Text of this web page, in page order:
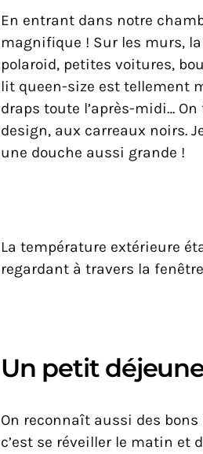
En entrant dans notre
magnifique ! Sur les murs,
polaroid, petites voitures,
lit queen-size est tellement
draps toute l’après-midi…
design, aux carreaux noirs.
une douche aussi grande !
La température extérieure
regardant à travers la
Un petit
On reconnaît aussi des bons
c’est se réveiller le matin et